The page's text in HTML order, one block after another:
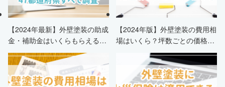
【2024年最新】外壁塗装の助成
金・補助金はいくらもらえる？
申請条件・市区町村情報・安く
する方法も紹介！
【2024年版】外壁塗装の費用相
場はいくら？坪数ごとの価格も